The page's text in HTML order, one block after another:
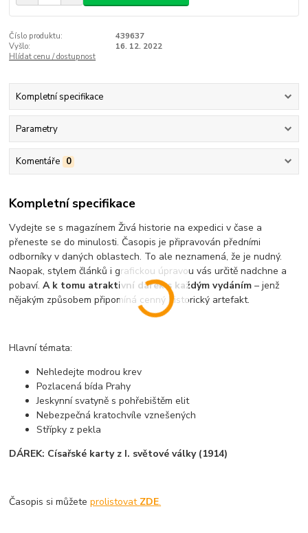
Číslo produktu:
439637
Vyšlo:
16. 12. 2022
Hlídat cenu / dostupnost
Kompletní specifikace
Parametry
Komentáře 0
Kompletní specifikace
Vydejte se s magazínem Živá historie na expedici v čase a
přeneste se do minulosti. Časopis je připravován předními
odborníky v daných oblastech. To ale neznamená, že je nudný.
Naopak, stylem článků i grafickou úpravou vás určitě nadchne a
pobaví.A k tomu atraktivní dárek s každým vydáním – jenž
nějakým způsobem připomíná cenný historický artefakt.
Hlavní témata:
Nehledejte modrou krev
Pozlacená bída Prahy
Jeskynní svatyně s pohřebištěm elit
Nebezpečná kratochvíle vznešených
Střípky z pekla
DÁREK: Císařské karty z I. světové války (1914)
Časopis si můžeteprolistovat ZDE.